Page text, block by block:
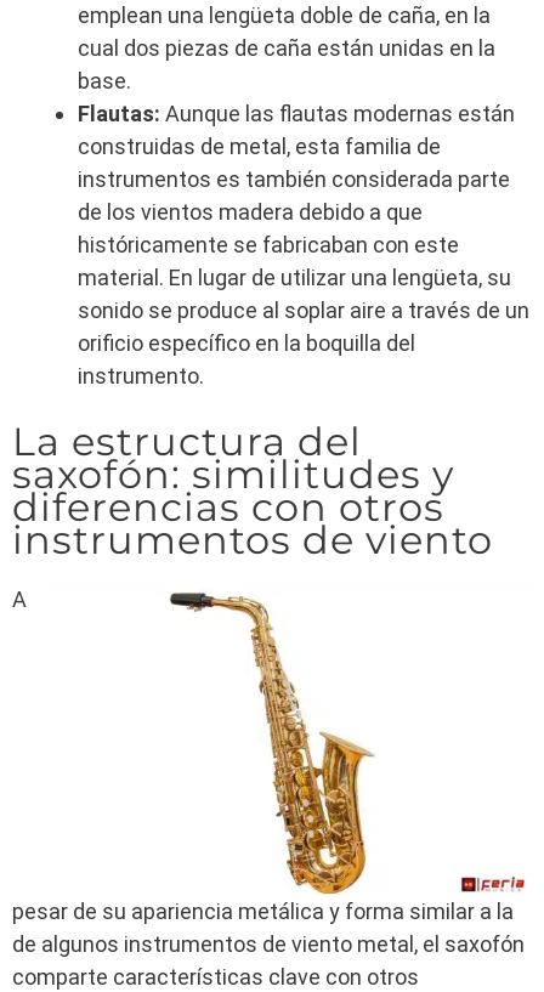
emplean una lengüeta doble de caña, en la
cual dos piezas de caña están unidas en la
base.
Flautas: Aunque las flautas modernas están
construidas de metal, esta familia de
instrumentos es también considerada parte
de los vientos madera debido a que
históricamente se fabricaban con este
material. En lugar de utilizar una lengüeta, su
sonido se produce al soplar aire a través de un
orificio específico en la boquilla del
instrumento.
La estructura del
saxofón: similitudes y
diferencias con otros
instrumentos de viento
A
pesar de su apariencia metálica y forma similar a la
de algunos instrumentos de viento metal, el saxofón
comparte características clave con otros